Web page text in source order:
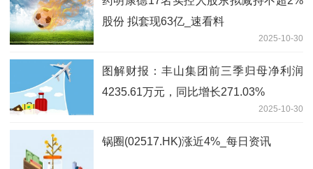
股份 拟套现63亿_速看料
2025-10-30
图解财报：丰山集团前三季归母净利润
4235.61万元，同比增长271.03%
2025-10-30
锅圈(02517.HK)涨近4%_每日资讯